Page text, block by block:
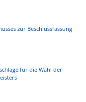
zur Beschlussfassung
für die Wahl der